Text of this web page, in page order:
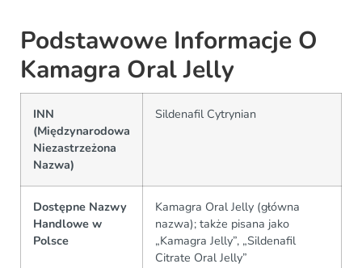
Podstawowe Informacje O
Kamagra Oral Jelly
INN
(Międzynarodowa
Niezastrzeżona
Nazwa)
Sildenafil Cytrynian
Dostępne Nazwy
Handlowe w
Polsce
Kamagra Oral Jelly (główna
nazwa); także pisana jako
„Kamagra Jelly”, „Sildenafil
Citrate Oral Jelly”